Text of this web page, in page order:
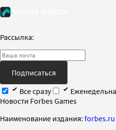
Рассылка:
Подписаться
Все сразу
Новости Forbes Games
Наименование издания: forbes.ru